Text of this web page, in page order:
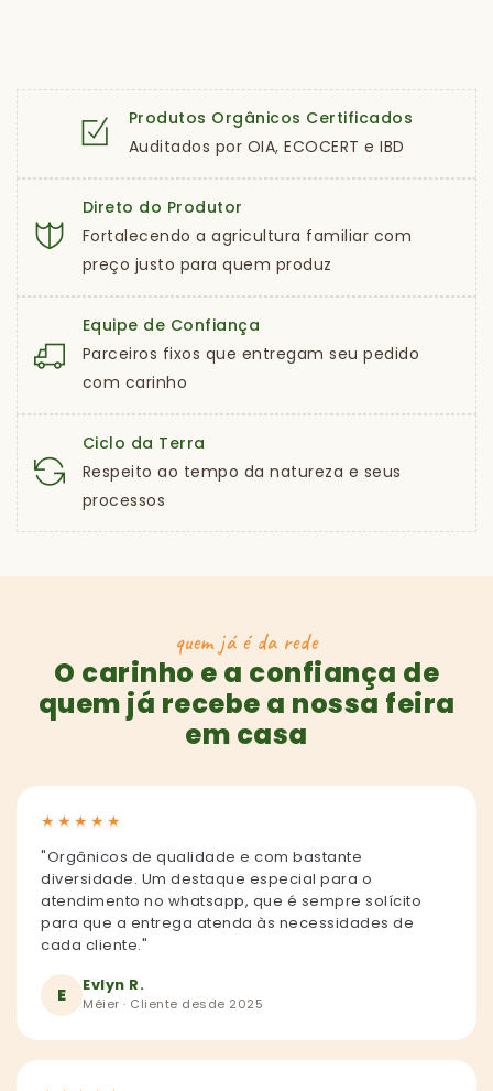
Produtos Orgânicos Certificados
Auditados por OIA, ECOCERT e IBD
Direto do Produtor
Fortalecendo a agricultura familiar com
preço justo para quem produz
Equipe de Confiança
Parceiros fixos que entregam seu pedido
com carinho
Ciclo da Terra
Respeito ao tempo da natureza e seus
processos
quem já é da rede
O carinho e a confiança de
quem já recebe a nossa feira
em casa
★ ★ ★ ★ ★
"Orgânicos de qualidade e com bastante
diversidade. Um destaque especial para o
atendimento no whatsapp, que é sempre solícito
para que a entrega atenda às necessidades de
cada cliente."
E Evlyn R.
Méier · Cliente desde 2025